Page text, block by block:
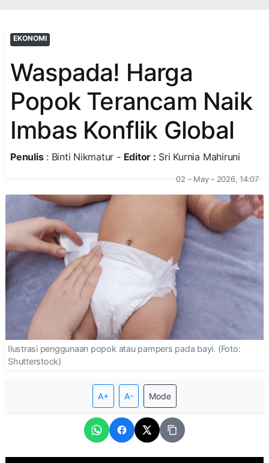
EKONOMI
Waspada! Harga
Popok Terancam Naik
Imbas Konflik Global
Penulis: Binti Nikmatur - Editor : Sri Kurnia Mahiruni
02 - May - 2026, 14:07
Ilustrasi penggunaan popok atau pampers pada bayi. (Foto:
Shutterstock)
A+ A- Mode